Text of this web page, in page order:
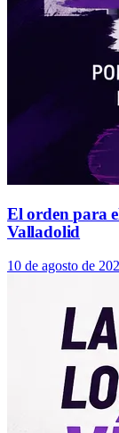
El orden para
Valladolid
10 de agosto de